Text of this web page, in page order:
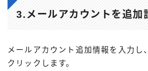
3.メールアカウントを追加
メールアカウント追加情報を入力し、
クリックします。